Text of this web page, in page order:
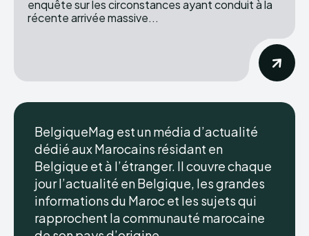
enquête sur les circonstances ayant conduit à la
récente arrivée massive...
BelgiqueMag est un média d’actualité
dédié aux Marocains résidant en
Belgique et à l’étranger. Il couvre chaque
jour l’actualité en Belgique, les grandes
informations du Maroc et les sujets qui
rapprochent la communauté marocaine